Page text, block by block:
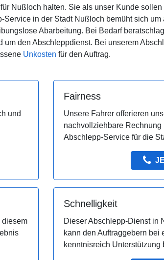
Nußloch halten. Sie als unser Kunde
Service in der Stadt Nußloch bemüht sich
Abarbeitung. Bei Bedarf
um den Abschleppdienst. Bei unserem
Unkosten für den Auftrag.
und
Fairness
Unsere Fahrer offerieren
nachvollziehbare
Abschlepp-Service für die
diesem
Schnelligkeit
Dieser Abschlepp-Dienst in
kann den Auftraggebern bei
kenntnisreich Unterstützung